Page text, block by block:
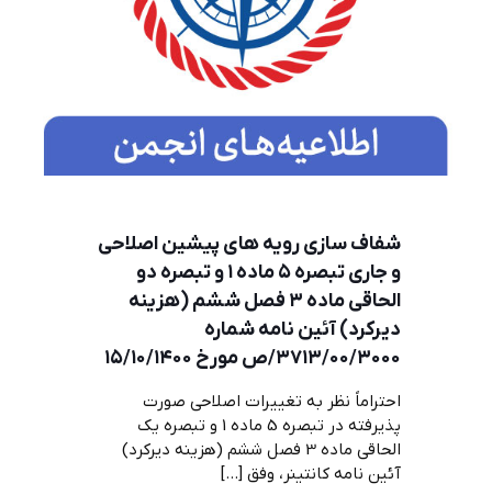
شفاف سازي رويه هاي پيشين اصلاحي
و جاري تبصره ٥ ماده ١ و تبصره دو
الحاقي ماده ٣ فصل ششم (هزينه
ديركرد) آئين نامه شماره
٣٧١٣/٠٠/٣٠٠٠/ص مورخ ١٥/١٠/١٤٠٠
احتراماً نظر به تغييرات اصلاحي صورت
پذيرفته در تبصره 5 ماده 1 و تبصره يك
الحاقي ماده 3 فصل ششم (هزينه ديركرد)
آئين نامه كانتينر، وفق […]